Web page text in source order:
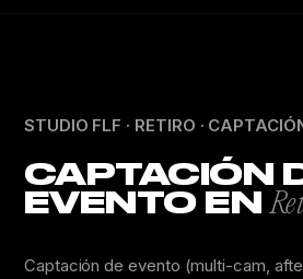
STUDIO FLF · RETIRO ·
CAPTACIÓN
EVENTO EN
Captación de evento (multi-cam,